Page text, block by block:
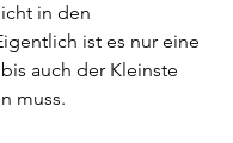
in den
ist es nur eine
auch der Kleinste
muss.